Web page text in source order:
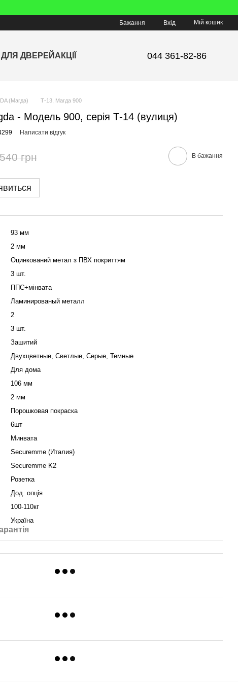
Бажання Вхід Мій кошик
ДЛЯ ДВЕРЕЙ АКЦІЇ 044 361-82-86
(Магда) Т-13, Магда 900
- Модель 900, серія Т-14 (вулиця)
Написати відгук
грн В бажання
93 мм
2 мм
Оцинкований метал з ПВХ покриттям
3 шт.
ППС+мінвата
Ламинированый металл
2
3 шт.
Зашитий
Двухцветные, Светлые, Серые, Темные
Для дома
106 мм
2 мм
Порошковая покраска
6шт
Минвата
Securemme (Италия)
Securemme K2
Розетка
Дод. опція
100-110кг
Україна